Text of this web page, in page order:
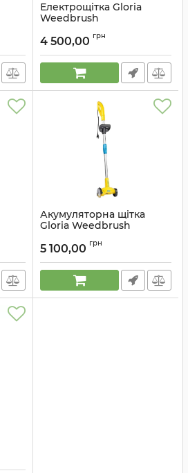
Електрощітка Gloria
Weedbrush
4 500,00 грн
Акумуляторна щітка
Gloria Weedbrush
5 100,00 грн